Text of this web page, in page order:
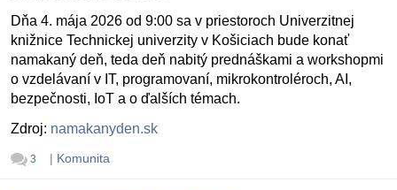
Dňa 4. mája 2026 od 9:00 sa v priestoroch Univerzitnej
knižnice Technickej univerzity v Košiciach bude konať
namakaný deň, teda deň nabitý prednáškami a workshopmi
o vzdelávaní v IT, programovaní, mikrokontroléroch, AI,
bezpečnosti, IoT a o ďalších témach.
Zdroj: namakanyden.sk
3 | Komunita